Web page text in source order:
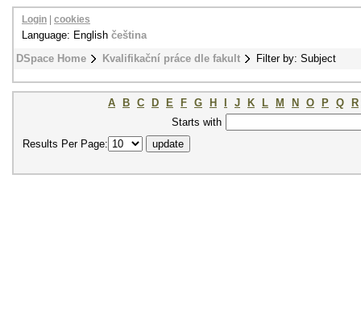
DSpace Home Kvalifikační práce dle fakult Filter by: Subject
Login cookies
Language: English čeština
A B C D E F G H J K L M N O P Q
R
Starts with
Results Per Page: